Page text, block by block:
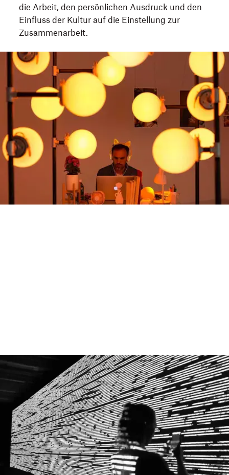
die Arbeit, den persönlichen Ausdruck und den
Einfluss der Kultur auf die Einstellung zur
Zusammenarbeit.